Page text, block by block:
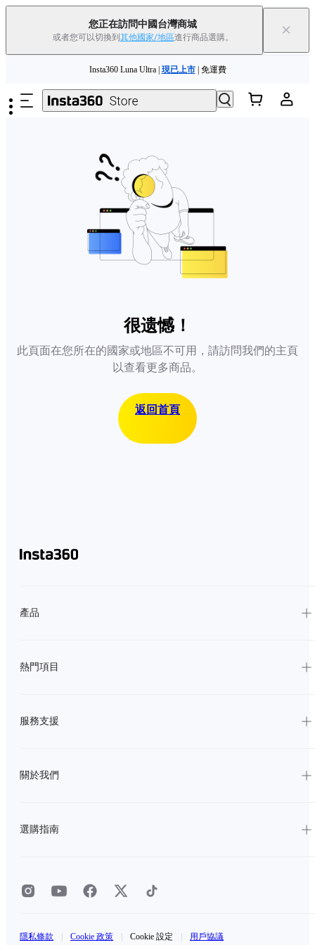
您正在訪問中國台灣商城
或者您可以切換到 其他國家/地區進行商品選購。 ×
Insta360 Luna Ultra | 現已上市| 免運費
舊機換新機，享現金回饋或優惠券 了解更多
很遗憾！
此頁面在您所在的國家或地區不可用，請訪問我們的主頁
以查看更多商品。
返回首頁
產品
熱門項目
服務支援
關於我們
選購指南
隱私條款 Cookie 政策 Cookie 設定 用戶協議